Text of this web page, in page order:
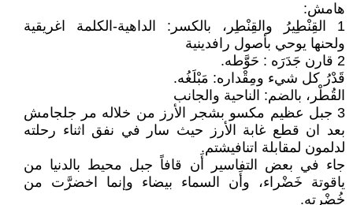
هامش:
1 القِنْطِيرُ والقِنْطِر، بالكسر: الداهية-الكلمة اغريقية
ولحنها يوحي بأصول رافدينية
2 قارن جَدَرَه : حَوَّطه.
قَدْرُ كل شيء ومِقْداره: مَبْلَغُه.
القُطْر، بالضم: الناحية والجانب
3 جبل عظيم مكسو بشجر الأرز من خلاله مر جلجامش
بعد ان قطع غابة الأرز حيث سار في نفق اثناء رحلته
لدلمون لمقابلة اتنافيشتم.
جاء في بعض التفاسير أَن قافاً جبل محيط بالدنيا من
ياقوتة خَضْراء، وأَن السماء بيضاء وإنما اخضرَّت من
خُضْرته.